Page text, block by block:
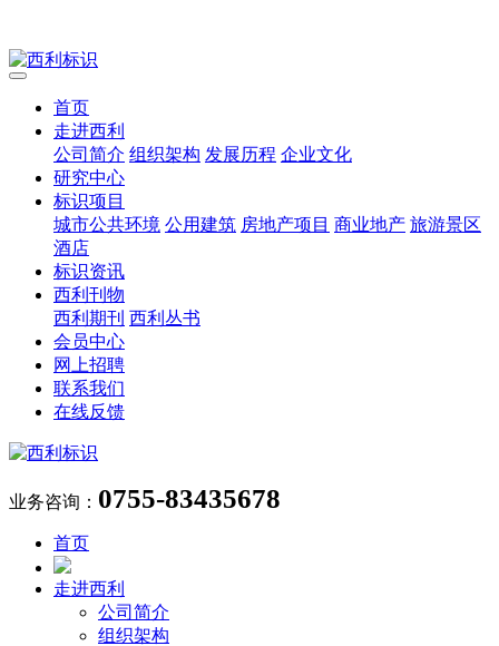
首页
走进西利
公司简介 组织架构 发展历程 企业文化
研究中心
标识项目
城市公共环境 公用建筑 房地产项目 商业地产 旅游景区
酒店
标识资讯
西利刊物
西利期刊 西利丛书
会员中心
网上招聘
联系我们
在线反馈
业务咨询： 0755-83435678
首页
走进西利
公司简介
组织架构